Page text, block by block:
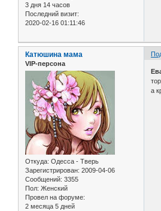
3 дня 14 часов
Последний визит:
2020-02-16 01:11:46
Катюшина мама
VIP-персона
Откуда: Одесса - Тверь
Зарегистрирован: 2009-04-06
Сообщений: 3355
Пол: Женский
Провел на форуме:
2 месяца 5 дней
а